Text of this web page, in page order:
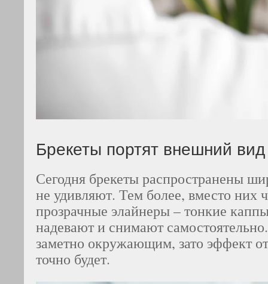
Брекеты портят внешний вид
Сегодня брекеты распространены
не удивляют. Тем более, вместо них
прозрачные элайнеры – тонкие
надевают и снимают
заметно окружающим, зато эффект
точно будет.